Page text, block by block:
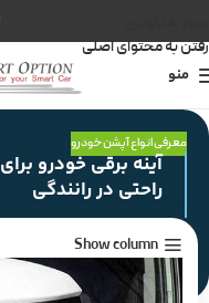
رفتن به محتوای اصلی
منو
معرفی انواع آپشن خودرو
آینه برقی خودرو برای
راحتی در رانندگی
مدت زمان مطالعه : 2 دقیقه
Show column